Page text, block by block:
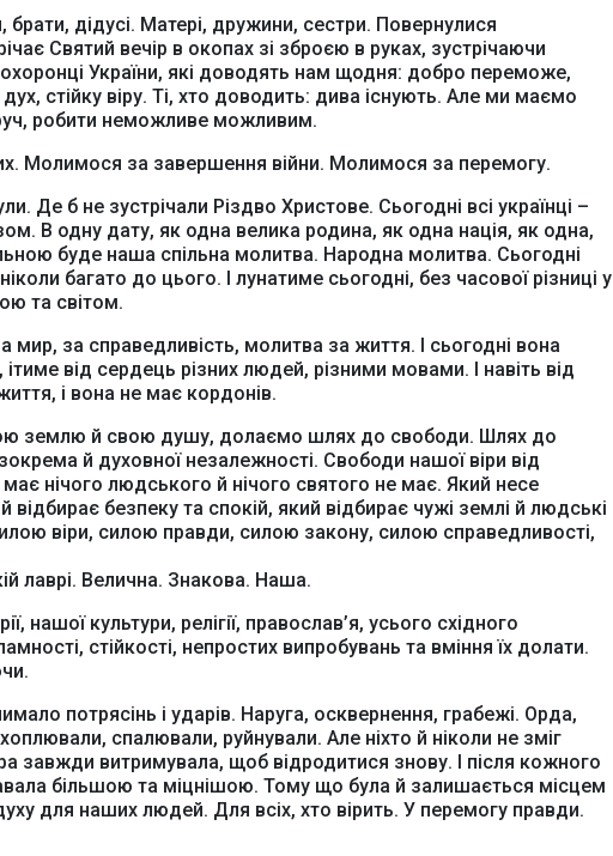
брати, дідусі. Матері, дружини, сестри. Повернулися
Святий вечір в окопах зі зброєю в руках, зустрічаючи
охоронці України, які доводять нам щодня: добро переможе,
стійку віру. Ті, хто доводить: дива існують. Але ми маємо
робити неможливе можливим.
Молимося за завершення війни. Молимося за перемогу.
Де б не зустрічали Різдво Христове. Сьогодні всі українці –
В одну дату, як одна велика родина, як одна нація, як одна,
буде наша спільна молитва. Народна молитва. Сьогодні
багато до цього. І лунатиме сьогодні, без часової різниці у
та світом.
мир, за справедливість, молитва за життя. І сьогодні вона
від сердець різних людей, різними мовами. І навіть від
і вона не має кордонів.
землю й свою душу, долаємо шлях до свободи. Шлях до
й духовної незалежності. Свободи нашої віри від
має нічого людського й нічого святого не має. Який несе
відбирає безпеку та спокій, який відбирає чужі землі й людські
віри, силою правди, силою закону, силою справедливості,
лаврі. Велична. Знакова. Наша.
нашої культури, релігії, православ’я, усього східного
стійкості, непростих випробувань та вміння їх долати.
потрясінь і ударів. Наруга, осквернення, грабежі. Орда,
спалювали, руйнували. Але ніхто й ніколи не зміг
завжди витримувала, щоб відродитися знову. І після кожного
більшою та міцнішою. Тому що була й залишається місцем
для наших людей. Для всіх, хто вірить. У перемогу правди.
Офіційний веб-сайт
Верховної Ради України
Офіційне інтернет-
представництво
Президента України
Урядовий портал
Київська обласна
державна адміністрація
Офіційний веб-сайт
Бориспільської РДА
Офіційний веб-сайт
Бориспільської районної